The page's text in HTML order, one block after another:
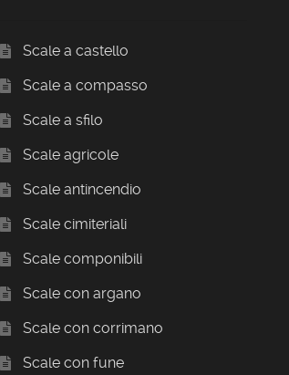
Scale a castello
Scale a compasso
Scale a sfilo
Scale agricole
Scale antincendio
Scale cimiteriali
Scale componibili
Scale con argano
Scale con corrimano
Scale con fune